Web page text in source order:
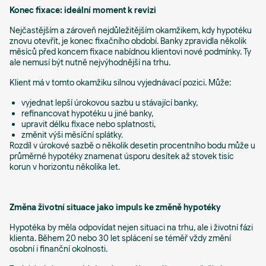
Konec fixace: ideální moment k revizi
Nejčastějším a zároveň nejdůležitějším okamžikem, kdy hypotéku
znovu otevřít, je konec fixačního období. Banky zpravidla několik
měsíců před koncem fixace nabídnou klientovi nové podmínky. Ty
ale nemusí být nutně nejvýhodnější na trhu.
Klient má v tomto okamžiku silnou vyjednávací pozici. Může:
vyjednat lepší úrokovou sazbu u stávající banky,
refinancovat hypotéku u jiné banky,
upravit délku fixace nebo splatnosti,
změnit výši měsíční splátky.
Rozdíl v úrokové sazbě o několik desetin procentního bodu může u
průměrné hypotéky znamenat úsporu desítek až stovek tisíc
korun v horizontu několika let.
Změna životní situace jako impuls ke změně hypotéky
Hypotéka by měla odpovídat nejen situaci na trhu, ale i životní fázi
klienta. Během 20 nebo 30 let splácení se téměř vždy změní
osobní i finanční okolnosti.